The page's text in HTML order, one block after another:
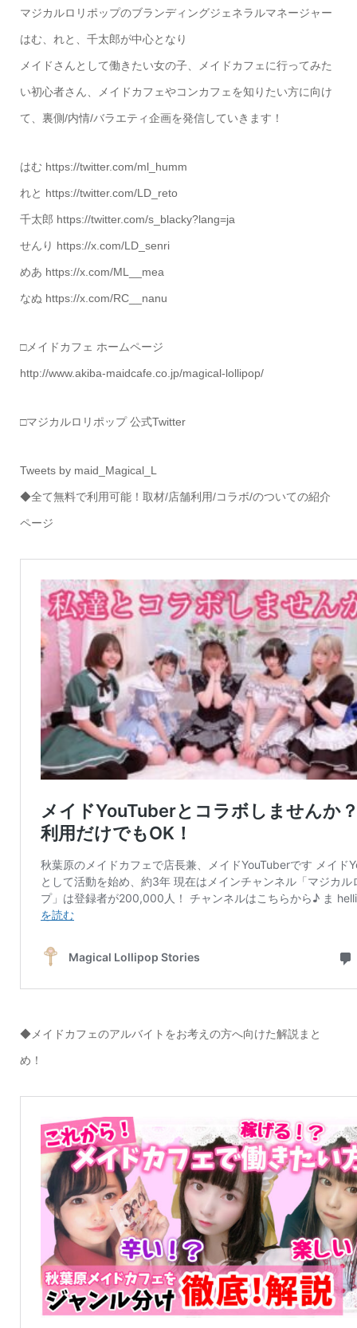
マジカルロリポップのブランディングジェネラルマネージャー
はむ、れと、千太郎が中心となり
メイドさんとして働きたい女の子、メイドカフェに行ってみた
い初心者さん、メイドカフェやコンカフェを知りたい方に向け
て、裏側/内情/バラエティ企画を発信していきます！
はむ https://twitter.com/ml_humm
れと https://twitter.com/LD_reto
千太郎 https://twitter.com/s_blacky?lang=ja
せんり https://x.com/LD_senri
めあ https://x.com/ML__mea
なぬ https://x.com/RC__nanu
□メイドカフェ ホームページ
http://www.akiba-maidcafe.co.jp/magical-lollipop/
□マジカルロリポップ 公式Twitter
Tweets by maid_Magical_L
◆全て無料で利用可能！取材/店舗利用/コラボ/のついての紹介
ページ
◆メイドカフェのアルバイトをお考えの方へ向けた解説まと
め！